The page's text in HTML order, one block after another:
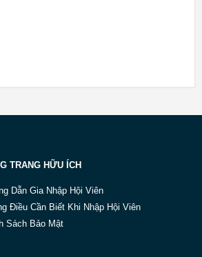
TRANG HỮU ÍCH
Dẫn Gia Nhập Hội Viên
Điều Cần Biết Khi Nhập Hội Viên
Sách Bảo Mật